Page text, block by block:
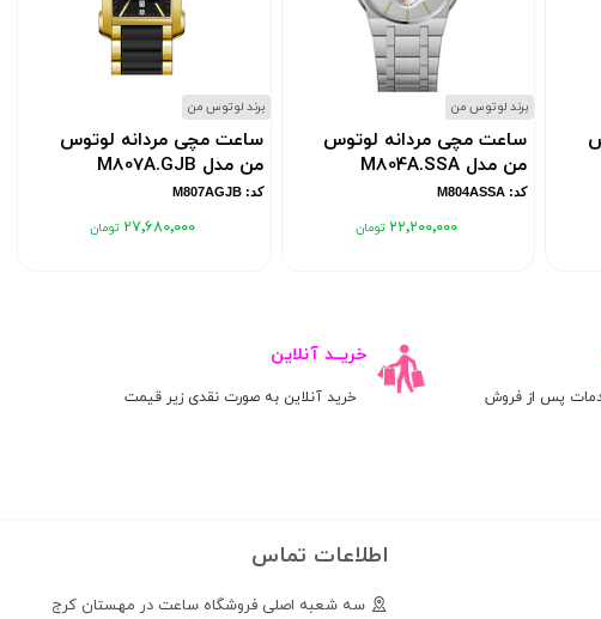
برند لوتوس من
ساعت مچی مردانه لوتوس
من مدل M804A.SSA
کد: M804ASSA
۲۲٬۲۰۰٬۰۰۰
برند لوتوس من
ساعت مچی مردانه لوتوس
من مدل M807A.GJB
کد: M807AGJB
۲۷٬۶۸۰٬۰۰۰
پس از فروش
خریــد آنلاین
خرید آنلاین به صورت نقدی زیر قیمت
اطلاعات تماس
سه شعبه اصلی فروشگاه ساعت در مهستان کرج